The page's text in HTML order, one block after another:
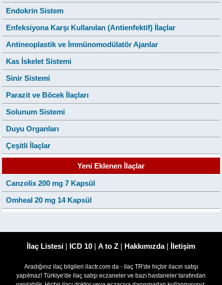
Endokrin Sistem
Enfeksiyona Karşı Kullanılan (Antienfektif) İlaçlar
Antineoplastik ve İmmünomodülatör Ajanlar
Kas İskelet Sistemi
Sinir Sistemi
Parazit ve Böcek İlaçları
Solunum Sistemi
Duyu Organları
Çeşitli İlaçlar
Yeni Eklenen İlaçlar
Canzolix 200 mg 7 Kapsül
Omheal 20 mg 14 Kapsül
İlaç Listesi | ICD 10 | A to Z | Hakkımızda| İletişim
Aradığınız ilaç bilgileri ilactr.com da - ilaç TR'de hiçbir ilacın satışı
yapılmaz! Türkiye'de ilaç satışı eczaneler ve bazı hastaneler tarafından